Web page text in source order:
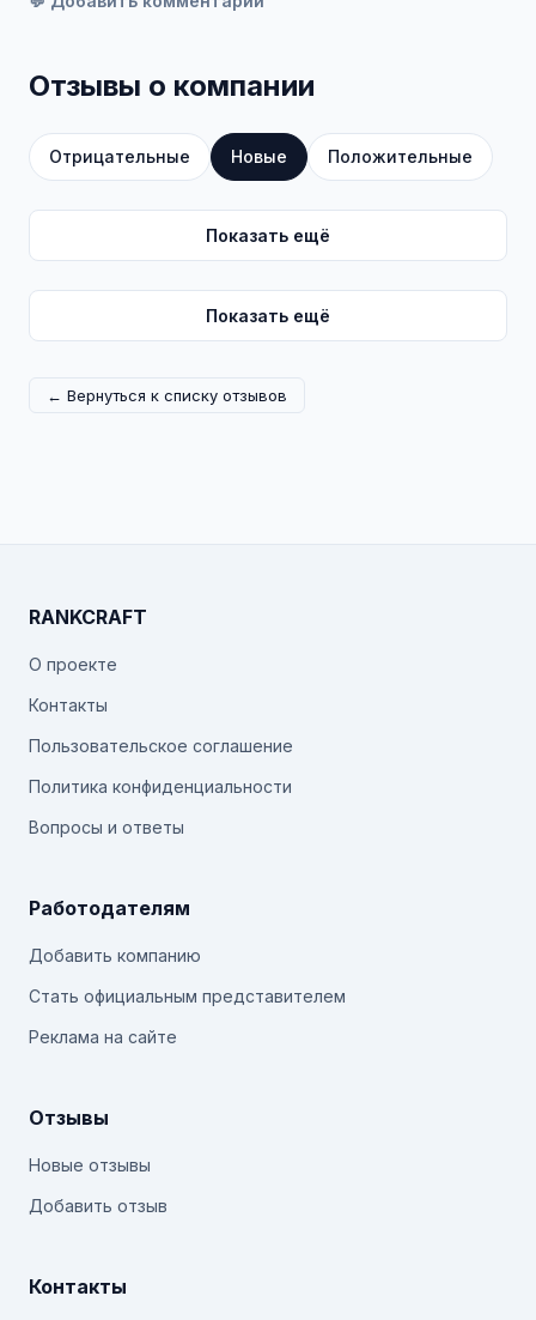
Отзывы о компании
Отрицательные Новые Положительные
Показать ещё
Показать ещё
← Вернуться к списку отзывов
RANKCRAFT
О проекте
Контакты
Пользовательское соглашение
Политика конфиденциальности
Вопросы и ответы
Работодателям
Добавить компанию
Стать официальным представителем
Реклама на сайте
Отзывы
Новые отзывы
Добавить отзыв
Контакты